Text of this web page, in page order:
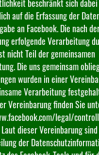
beschränkt sich dabei
auf die Erfassung der
an Facebook. Die nach
erfolgende Verarbeitung
nicht Teil der gemeinsamen
Die uns gemeinsam
wurden in einer
Verarbeitung
Vereinbarung finden Sie
legal/
dieser Vereinbarung
der